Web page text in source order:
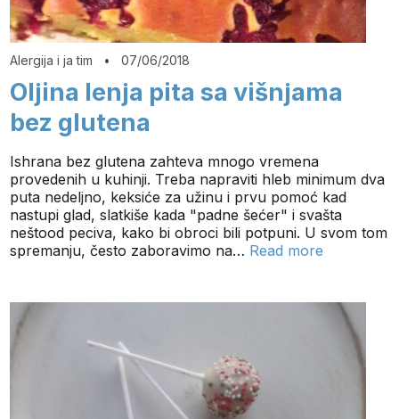
Alergija i ja tim •07/06/2018
Oljina lenja pita sa višnjama
bez glutena
Ishrana bez glutena zahteva mnogo vremena
provedenih u kuhinji. Treba napraviti hleb minimum dva
puta nedeljno, keksiće za užinu i prvu pomoć kad
nastupi glad, slatkiše kada "padne šećer" i svašta
neštood peciva, kako bi obroci bili potpuni. U svom tom
spremanju, često zaboravimo na… Read more